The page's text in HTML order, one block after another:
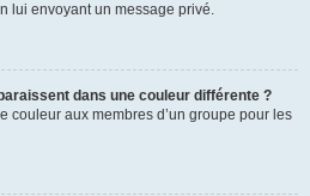
lui envoyant un message privé.
dans une couleur différente ?
couleur aux membres d’un groupe pour les